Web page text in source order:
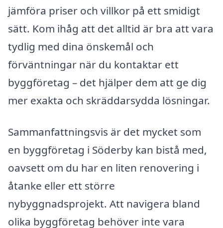
jämföra priser och villkor på ett smidigt
sätt. Kom ihåg att det alltid är bra att vara
tydlig med dina önskemål och
förväntningar när du kontaktar ett
byggföretag – det hjälper dem att ge dig
mer exakta och skräddarsydda lösningar.
Sammanfattningsvis är det mycket som
en byggföretag i Söderby kan bistå med,
oavsett om du har en liten renovering i
åtanke eller ett större
nybyggnadsprojekt. Att navigera bland
olika byggföretag behöver inte vara